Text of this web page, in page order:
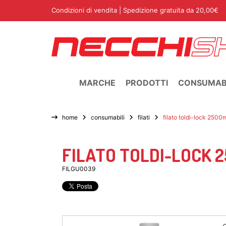
Condizioni di vendita | Spedizione gratuita da 20,00€
MARCHE PRODOTTI
home consumabili filati filato toldi-lock
FILATO TOLDI-LOCK
FILGU0039